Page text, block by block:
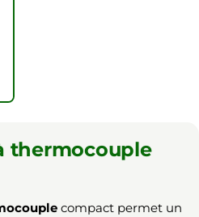
thermocouple
compact permet un